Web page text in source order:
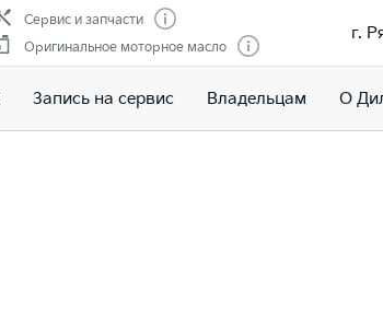
Сервис и запчасти
Оригинальное моторное масло
г.
Запись на сервис Владельцам О